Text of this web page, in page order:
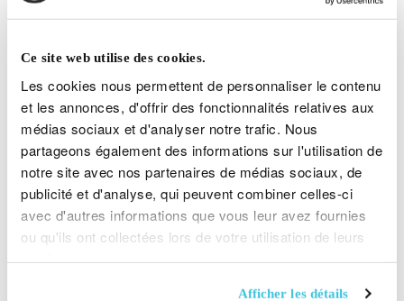
Ce site web utilise des cookies.
Les cookies nous permettent de personnaliser le contenu
et les annonces, d'offrir des fonctionnalités relatives aux
médias sociaux et d'analyser notre trafic. Nous
partageons également des informations sur l'utilisation de
notre site avec nos partenaires de médias sociaux, de
publicité et d'analyse, qui peuvent combiner celles-ci
avec d'autres informations que vous leur avez fournies
ou qu'ils ont collectées lors de votre utilisation de leurs
services.
Afficher les détails
tierce.
En Savoir Plus
Conditions Générales d'Utilisation
Veuillez lire attentivement nos termes et conditions
suivants. Vos achats ou utilisations de nos produits
impliquent que vous avez pris connaissance et accepté ces
Conditions Générales d'Utilisation.